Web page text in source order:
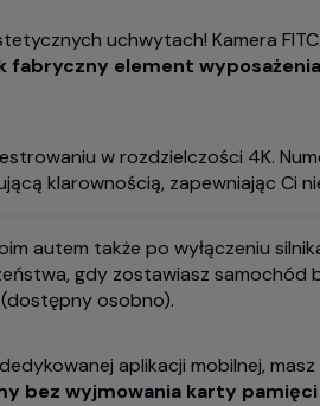
uchwytach! Kamera
fabryczny element wyposażenia
w rozdzielczości 4K.
klarownością, zapewniając Ci
autem także po wyłączeniu
gdy zostawiasz samochód
osobno).
aplikacji mobilnej,
bez wyjmowania karty pamięci